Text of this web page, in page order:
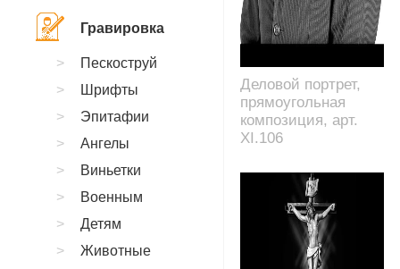
Деловой портрет,
прямоугольная
композиция, арт.
XI.106
Гравировка
Пескоструй
Шрифты
Эпитафии
Ангелы
Виньетки
Военным
Детям
Животные